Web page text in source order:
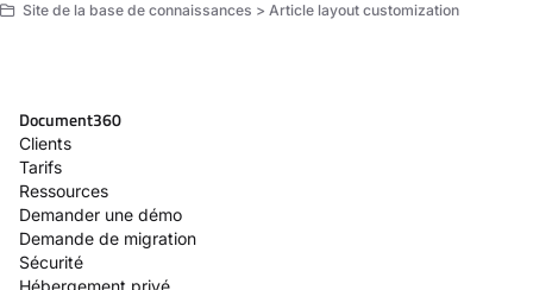
Site de la base de connaissances > Article layout customization
Document360
Clients
Tarifs
Ressources
Demander une démo
Demande de migration
Sécurité
Hébergement privé